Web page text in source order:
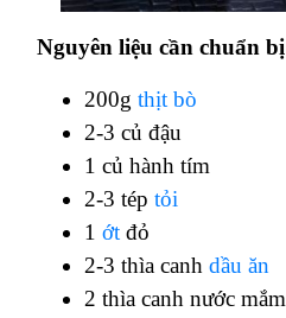
Nguyên liệu cần chuẩn bị
200g thịt bò
2-3 củ đậu
1 củ hành tím
2-3 tép tỏi
1 ớt đỏ
2-3 thìa canh dầu ăn
2 thìa canh nước mắm